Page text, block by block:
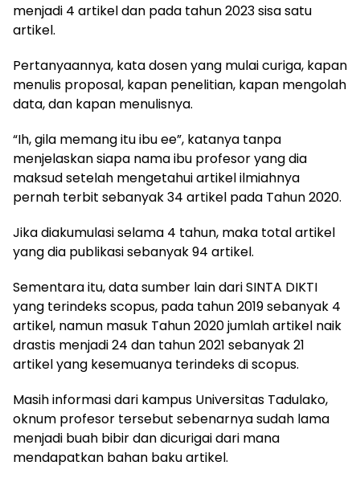
menjadi 4 artikel dan pada tahun 2023 sisa satu
artikel.
Pertanyaannya, kata dosen yang mulai curiga, kapan
menulis proposal, kapan penelitian, kapan mengolah
data, dan kapan menulisnya.
“Ih, gila memang itu ibu ee”, katanya tanpa
menjelaskan siapa nama ibu profesor yang dia
maksud setelah mengetahui artikel ilmiahnya
pernah terbit sebanyak 34 artikel pada Tahun 2020.
Jika diakumulasi selama 4 tahun, maka total artikel
yang dia publikasi sebanyak 94 artikel.
Sementara itu, data sumber lain dari SINTA DIKTI
yang terindeks scopus, pada tahun 2019 sebanyak 4
artikel, namun masuk Tahun 2020 jumlah artikel naik
drastis menjadi 24 dan tahun 2021 sebanyak 21
artikel yang kesemuanya terindeks di scopus.
Masih informasi dari kampus Universitas Tadulako,
oknum profesor tersebut sebenarnya sudah lama
menjadi buah bibir dan dicurigai dari mana
mendapatkan bahan baku artikel.